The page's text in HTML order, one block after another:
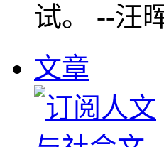
试。 --汪
文章